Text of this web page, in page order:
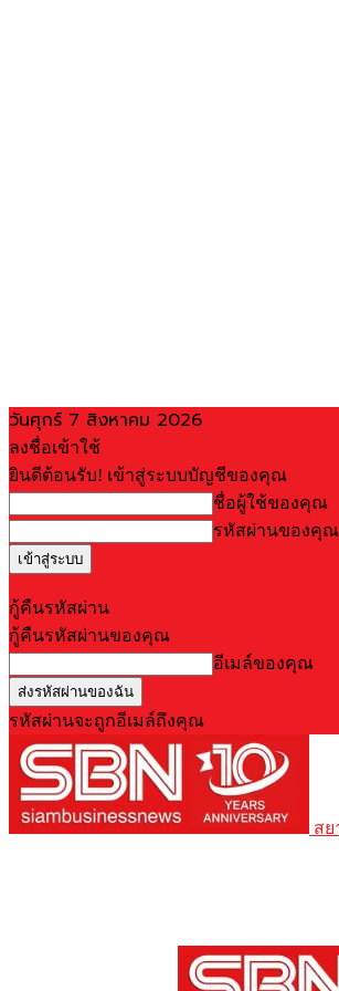
วันศุกร์ 7 สิงหาคม 2026
ลงชื่อเข้าใช้
ยินดีต้อนรับ! เข้าสู่ระบบบัญชีของคุณ
ชื่อผู้ใช้ของคุณ
รหัสผ่านของคุณ
กู้คืนรหัสผ่าน
กู้คืนรหัสผ่านของคุณ
อีเมล์ของคุณ
รหัสผ่านจะถูกอีเมล์ถึงคุณ
ส